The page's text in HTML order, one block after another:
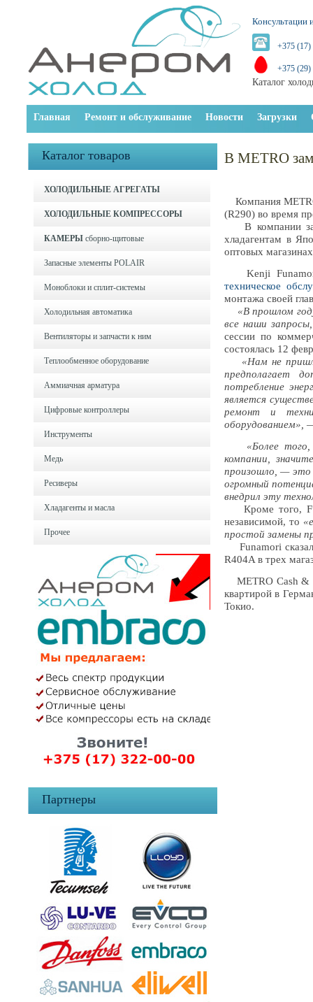
Консультации
+375 (17)
+375 (29)
Каталог
Главная Ремонт и обслуживание Новости Загрузки
Каталог товаров
ХОЛОДИЛЬНЫЕ АГРЕГАТЫ
ХОЛОДИЛЬНЫЕ КОМПРЕССОРЫ
КАМЕРЫ сборно-щитовые
Запасные элементы POLAIR
Моноблоки и cплит-системы
Холодильная автоматика
Вентиляторы и запчасти к ним
Теплообменное оборудование
Аммиачная арматура
Цифровые контроллеры
Инструменты
Медь
Ресиверы
Хладагенты и масла
Прочее
Партнеры
В METRO
Компания
(R290) во время
В компании
хладагентам в
оптовых
Kenji Funamori,
техническое
монтажа своей
«В прошлом
все наши
сессии по
состоялась 12
«Нам не
предполагает
потребление
является
ремонт и
оборудованием»,
«Более
компании,
произошло, — это
огромный
внедрил эту
Кроме того,
независимой, то
простой замены
Funamori
R404A в трех
METRO Cash &
квартирой в
Токио.